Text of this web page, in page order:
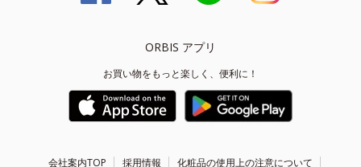
ORBIS アプリ
お買い物をもっと楽しく、便利に！
会社案内TOP 採用情報 化粧品の使用上の注意について